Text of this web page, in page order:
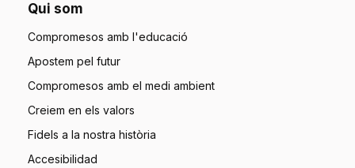
Qui som
Compromesos amb l'educació
Apostem pel futur
Compromesos amb el medi ambient
Creiem en els valors
Fidels a la nostra història
Accesibilidad